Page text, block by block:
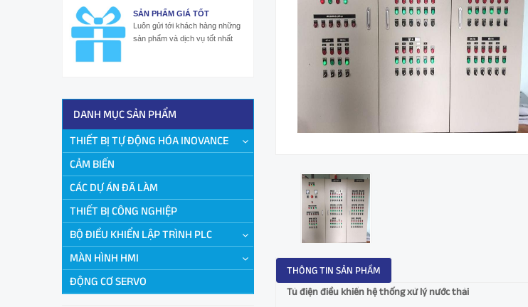
THÔNG TIN SẢN PHẦM
Tủ điện điều khiển hệ thống xử lý nước thải
SẢN PHẨM GIÁ TỐT
Luôn gửi tới khách hàng những
sản phẩm và dịch vụ tốt nhất
DANH MỤC SẢN PHẨM
THIẾT BỊ TỰ ĐỘNG HÓA INOVANCE
CẢM BIẾN
CÁC DỰ ÁN ĐÃ LÀM
THIẾT BỊ CÔNG NGHIỆP
BỘ ĐIỀU KHIỂN LẬP TRÌNH PLC
MÀN HÌNH HMI
ĐỘNG CƠ SERVO